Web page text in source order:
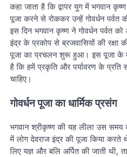
कहा जाता है कि द्वापर युग में भगवान
पूजा करने से रोककर उन्हें गोवर्धन पर्वत
इस दिन भगवान कृष्ण ने गोवर्धन पर्वत
इंद्र के प्रकोप से ब्रजवासियों की रक्षा
पूजा का प्रचलन शुरू हुआ। इस पूजा के
है कि हमें प्रकृति और पर्यावरण के प्रति
चाहिए।
गोवर्धन पूजा का धार्मिक प्रसंग
भगवान श्रीकृष्ण की यह लीला उस
में लोग देवराज इंद्र की पूजा किया
लिए यज्ञ और बलि अर्पित की जाती थी,